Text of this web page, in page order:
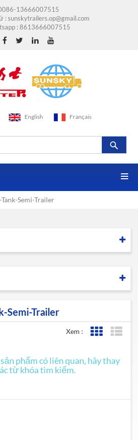
13666007515
:sunskytrailers.op@gmail.com
:8613666007515
English Français
Semi-Trailer
Semi-Trailer
Xem : Lưới xem
phẩm có liên quan, hãy thay
từ khóa tìm kiếm.